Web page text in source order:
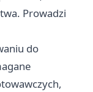
Prowadzi
do